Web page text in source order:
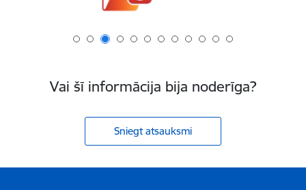
Vai šī informācija bija noderīga?
Sniegt atsauksmi